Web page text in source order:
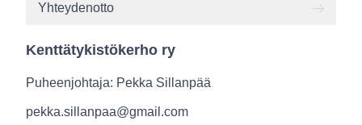
Yhteydenotto
Kenttätykistökerho ry
Puheenjohtaja: Pekka Sillanpää
pekka.sillanpaa@gmail.com